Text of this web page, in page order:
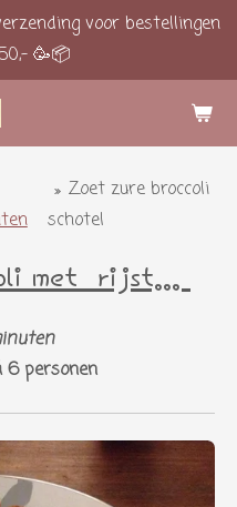
voor bestellingen
🥳📦
» Zoet zure broccoli
schotel
met rijst...
6 personen